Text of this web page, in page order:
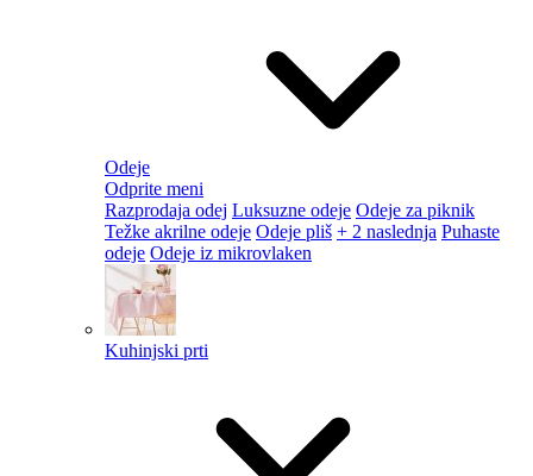
Odeje
Odprite meni
Razprodaja odej Luksuzne odeje Odeje za piknik
Težke akrilne odeje Odeje pliš + 2 naslednja Puhaste
odeje Odeje iz mikrovlaken
Kuhinjski prti